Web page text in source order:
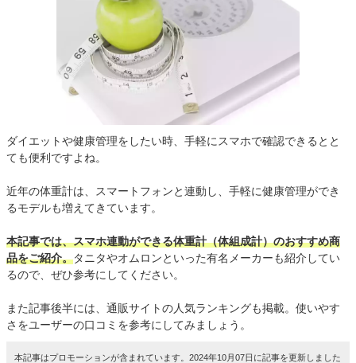
ダイエットや健康管理をしたい時、手軽にスマホで確認できるとと
ても便利ですよね。
近年の体重計は、スマートフォンと連動し、手軽に健康管理ができ
るモデルも増えてきています。
本記事では、スマホ連動ができる体重計（体組成計）のおすすめ商
品をご紹介。タニタやオムロンといった有名メーカーも紹介してい
るので、ぜひ参考にしてください。
また記事後半には、通販サイトの人気ランキングも掲載。使いやす
さをユーザーの口コミを参考にしてみましょう。
本記事はプロモーションが含まれています。2024年10月07日に記事を更新しました